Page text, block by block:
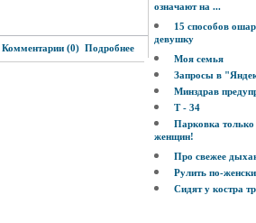
Комментарии (0) Подробнее
означают на ...
15 способов
девушку
Моя семья
Запросы в
Минздрав
Т - 34
Парковка только
женщин!
Про свежее
Рулить по-женски
Сидят у костра